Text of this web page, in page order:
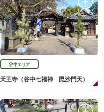
谷中エリア
天王寺（谷中七福神 毘沙門天）